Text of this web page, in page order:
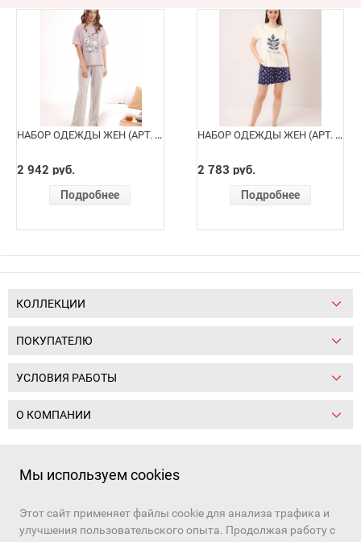
НАБОР ОДЕЖДЫ ЖЕН (АРТ. LP16-1244/4)
2 942 руб.
Подробнее
НАБОР ОДЕЖДЫ ЖЕН (АРТ. LP16-1224/1)
2 783 руб.
Подробнее
КОЛЛЕКЦИИ
ПОКУПАТЕЛЮ
УСЛОВИЯ РАБОТЫ
О КОМПАНИИ
Следите за нами:
+7 (391) 206-97-03, +7 (391) 206-97-01
Наш канал вMAXиTelegram
Мы используем cookies
Этот сайт применяет файлы cookie для анализа трафика и
улучшения пользовательского опыта. Продолжая работу с